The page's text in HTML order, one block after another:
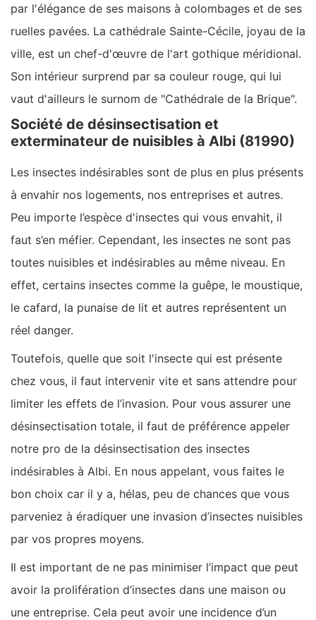
par l'élégance de ses maisons à colombages et de ses
ruelles pavées. La cathédrale Sainte-Cécile, joyau de la
ville, est un chef-d'œuvre de l'art gothique méridional.
Son intérieur surprend par sa couleur rouge, qui lui
vaut d'ailleurs le surnom de "Cathédrale de la Brique".
Société de désinsectisation et
exterminateur de nuisibles à Albi (81990)
Les insectes indésirables sont de plus en plus présents
à envahir nos logements, nos entreprises et autres.
Peu importe l’espèce d'insectes qui vous envahit, il
faut s’en méfier. Cependant, les insectes ne sont pas
toutes nuisibles et indésirables au même niveau. En
effet, certains insectes comme la guêpe, le moustique,
le cafard, la punaise de lit et autres représentent un
réel danger.
Toutefois, quelle que soit l'insecte qui est présente
chez vous, il faut intervenir vite et sans attendre pour
limiter les effets de l’invasion. Pour vous assurer une
désinsectisation totale, il faut de préférence appeler
notre pro de la désinsectisation des insectes
indésirables à Albi. En nous appelant, vous faites le
bon choix car il y a, hélas, peu de chances que vous
parveniez à éradiquer une invasion d’insectes nuisibles
par vos propres moyens.
Il est important de ne pas minimiser l’impact que peut
avoir la prolifération d’insectes dans une maison ou
une entreprise. Cela peut avoir une incidence d’un